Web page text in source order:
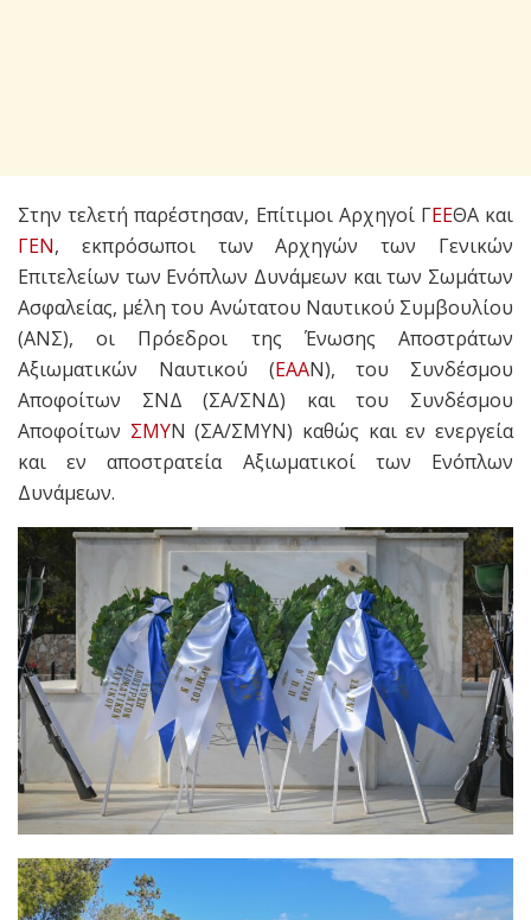
Στην τελετή παρέστησαν, Επίτιμοι Αρχηγοί ΓΕΕΘΑ και
ΓΕΝ, εκπρόσωποι των Αρχηγών των Γενικών
Επιτελείων των Ενόπλων Δυνάμεων και των Σωμάτων
Ασφαλείας, μέλη του Ανώτατου Ναυτικού Συμβουλίου
(ΑΝΣ), οι Πρόεδροι της Ένωσης Αποστράτων
Αξιωματικών Ναυτικού (ΕΑΑΝ), του Συνδέσμου
Αποφοίτων ΣΝΔ (ΣΑ/ΣΝΔ) και του Συνδέσμου
Αποφοίτων ΣΜΥΝ (ΣΑ/ΣΜΥΝ) καθώς και εν ενεργεία
και εν αποστρατεία Αξιωματικοί των Ενόπλων
Δυνάμεων.